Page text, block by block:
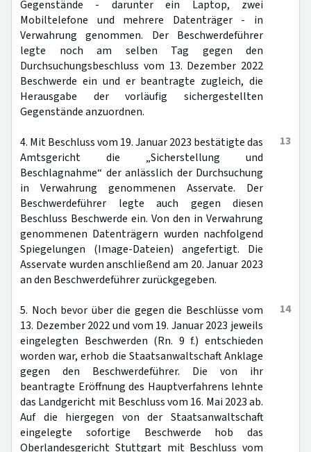
Gegenstände - darunter ein Laptop, zwei
Mobiltelefone und mehrere Datenträger - in
Verwahrung genommen. Der Beschwerdeführer
legte noch am selben Tag gegen den
Durchsuchungsbeschluss vom 13. Dezember 2022
Beschwerde ein und er beantragte zugleich, die
Herausgabe der vorläufig sichergestellten
Gegenstände anzuordnen.
13
4. Mit Beschluss vom 19. Januar 2023 bestätigte das
Amtsgericht die „Sicherstellung und
Beschlagnahme“ der anlässlich der Durchsuchung
in Verwahrung genommenen Asservate. Der
Beschwerdeführer legte auch gegen diesen
Beschluss Beschwerde ein. Von den in Verwahrung
genommenen Datenträgern wurden nachfolgend
Spiegelungen (Image-Dateien) angefertigt. Die
Asservate wurden anschließend am 20. Januar 2023
an den Beschwerdeführer zurückgegeben.
14
5. Noch bevor über die gegen die Beschlüsse vom
13. Dezember 2022 und vom 19. Januar 2023 jeweils
eingelegten Beschwerden (Rn. 9 f.) entschieden
worden war, erhob die Staatsanwaltschaft Anklage
gegen den Beschwerdeführer. Die von ihr
beantragte Eröffnung des Hauptverfahrens lehnte
das Landgericht mit Beschluss vom 16. Mai 2023 ab.
Auf die hiergegen von der Staatsanwaltschaft
eingelegte sofortige Beschwerde hob das
Oberlandesgericht Stuttgart mit Beschluss vom